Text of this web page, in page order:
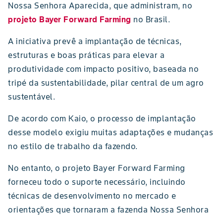
Nossa Senhora Aparecida, que administram, no
projeto Bayer Forward Farming no Brasil.
A iniciativa prevê a implantação de técnicas,
estruturas e boas práticas para elevar a
produtividade com impacto positivo, baseada no
tripé da sustentabilidade, pilar central de um agro
sustentável.
De acordo com Kaio, o processo de implantação
desse modelo exigiu muitas adaptações e mudanças
no estilo de trabalho da fazendo.
No entanto, o projeto Bayer Forward Farming
forneceu todo o suporte necessário, incluindo
técnicas de desenvolvimento no mercado e
orientações que tornaram a fazenda Nossa Senhora